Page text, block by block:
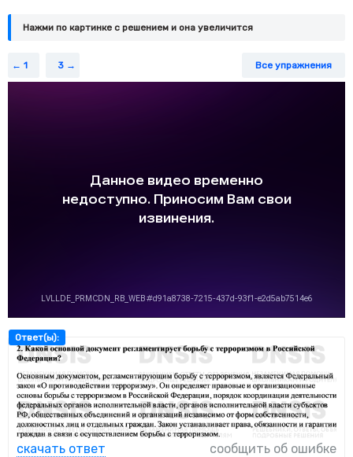
Нажми по картинке c решением и она увеличится
1 3 Все упражнения
Ответ(ы):
скачать ответ сообщить об ошибке